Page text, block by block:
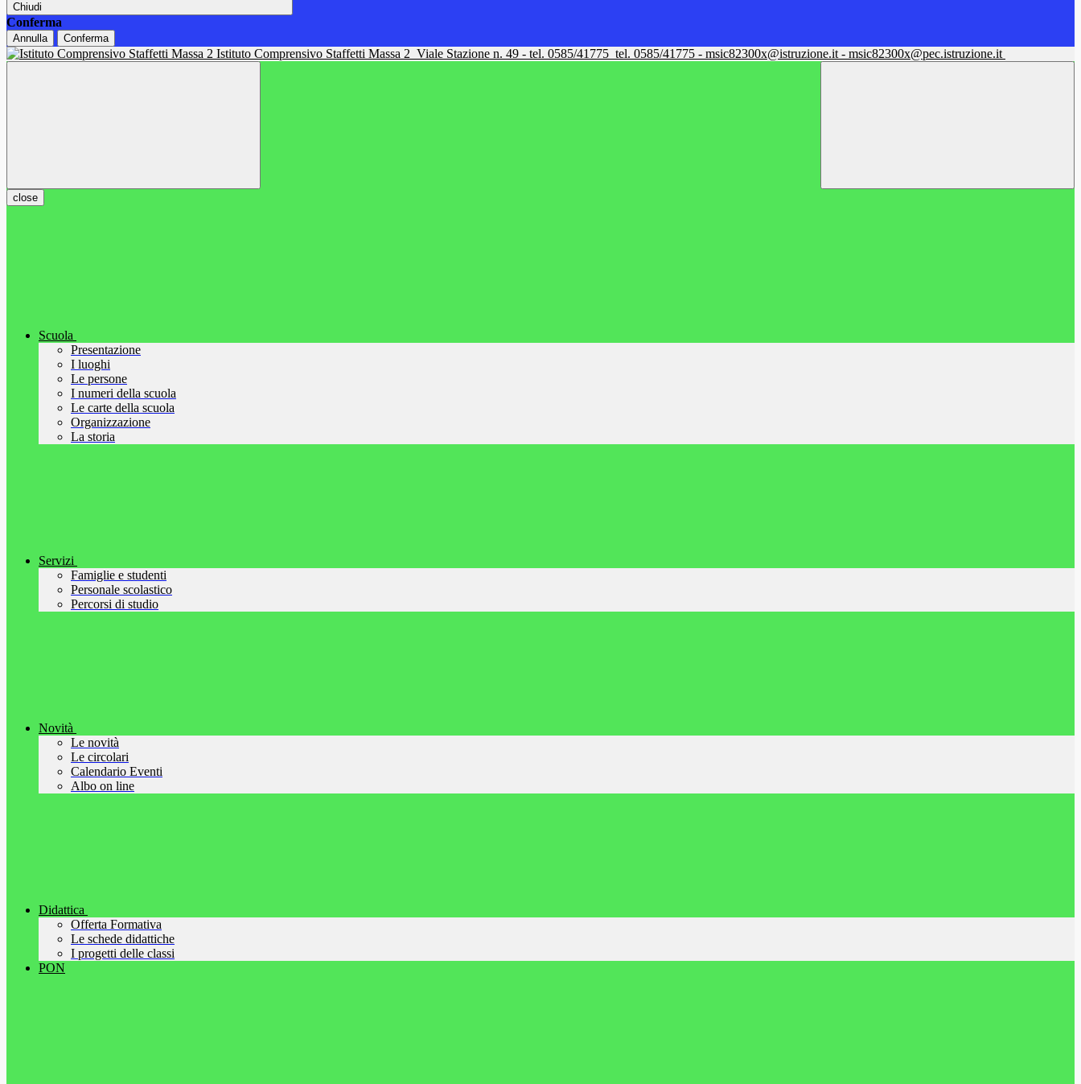
Chiudi
Conferma
Annulla Conferma
Istituto Comprensivo Staffetti Massa 2 Viale Stazione n. 49 - tel. 0585/41775 tel. 0585/41775 - msic82300x@istruzione.it - msic82300x@pec.istruzione.it
close
Scuola
Presentazione
I luoghi
Le persone
I numeri della scuola
Le carte della scuola
Organizzazione
La storia
Servizi
Famiglie e studenti
Personale scolastico
Percorsi di studio
Novità
Le novità
Le circolari
Calendario Eventi
Albo on line
Didattica
Offerta Formativa
Le schede didattiche
I progetti delle classi
PON